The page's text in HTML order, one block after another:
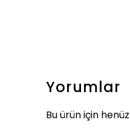
Yorumlar
Bu ürün için